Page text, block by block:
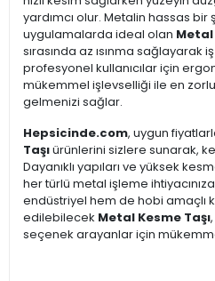
yardımcı olur. Metalin hassas
uygulamalarda ideal olan Metal
sırasında az ısınma sağlayarak
profesyonel kullanıcılar için
mükemmel işlevselliği ile en
gelmenizi sağlar.
Hepsicinde.com, uygun
Taşıürünlerini sizlere sunarak,
Dayanıklı yapıları ve yüksek
her türlü metal işleme
endüstriyel hem de hobi amaçlı
edilebilecek Metal Kesme Taşı
seçenek arayanlar için